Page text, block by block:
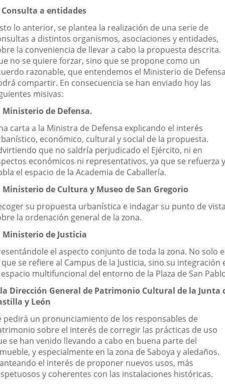
Consulta a entidades
lo anterior, se plantea la realización de una serie de
a distintos organismos, asociaciones y entidades,
la conveniencia de llevar a cabo la propuesta descrita.
no se quiere forzar, sino que se propone como un
razonable, que entendemos el Ministerio de
compartir. En consecuencia se han enviado hoy las
misivas:
Ministerio de Defensa.
carta a la Ministra de Defensa explicando el interés
económico, cultural y social de la propuesta.
que no saldría perjudicado el Ejército, ni en
económicos ni representativos, ya que se refuerza y
el espacio de la Academia de Caballería.
Ministerio de Cultura y Museo de San Gregorio
su propuesta urbanística e indagar su punto de
la ordenación general de la zona.
Ministerio de Justicia
el aspecto conjunto de toda la zona. No solo
se refiere al Campus de la Justicia, sino su integración
multifuncional del entorno de la Plaza de San
Dirección General de Patrimonio Cultural de la Junta
y León
pedirá un pronunciamiento de los responsables de
sobre el interés de corregir las prácticas de uso
se han venido llevando a cabo en buena parte del
y especialmente en la zona de Saboya y aledaños.
el interés de proponer nuevos usos, más
y coherentes con las instalaciones históricas.